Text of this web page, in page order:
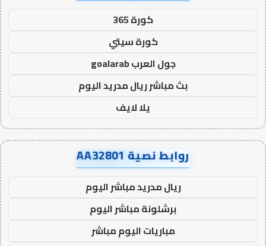
كورة 365
كورة سيتي
جول العرب goalarab
بث مباشر ريال مدريد اليوم
يلا لايف
روابط نصية AA32801
ريال مدريد مباشر اليوم
برشلونة مباشر اليوم
مباريات اليوم مباشر